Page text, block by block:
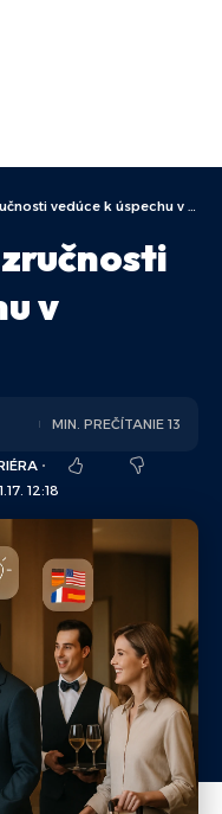
vedúce k úspechu v pohostinstve
v
12:18
MIN. PREČÍTANIE 13